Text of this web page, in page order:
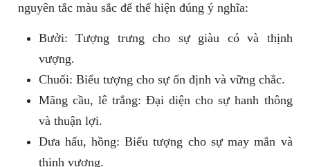
nguyên tắc màu sắc để thể hiện đúng ý nghĩa:
Bưởi: Tượng trưng cho sự giàu có và thịnh
vượng.
Chuối: Biểu tượng cho sự ổn định và vững chắc.
Mãng cầu, lê trắng: Đại diện cho sự hanh thông
và thuận lợi.
Dưa hấu, hồng: Biểu tượng cho sự may mắn và
thịnh vượng.